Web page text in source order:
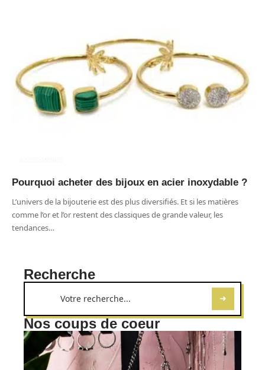
Pourquoi acheter des bijoux en acier inoxydable ?
L’univers de la bijouterie est des plus diversifiés. Et si les matières
comme l’or et l’or restent des classiques de grande valeur, les
tendances…
Recherche
Nos coups de coeur